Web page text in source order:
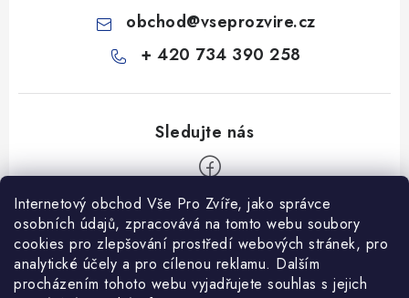
Internetový obchod Vše Pro Zvíře, jako správce
osobních údajů, zpracovává na tomto webu soubory
cookies pro zlepšování prostředí webových stránek, pro
analytické účely a pro cílenou reklamu. Dalším
procházením tohoto webu vyjadřujete souhlas s jejich
obchod@vseprozvire.cz
+ 420 734 390 258
Informace pro Vás